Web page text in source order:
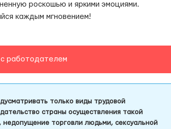
роскошью и яркими эмоциями.
каждым мгновением!
работодателем
только виды трудовой
страны осуществления такой
торговли людьми, сексуальной